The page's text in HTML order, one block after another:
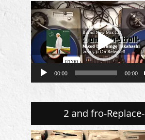
動
画
プ
レ
ー
ヤ
00:00 00:00
2 and fro-Replace-
動